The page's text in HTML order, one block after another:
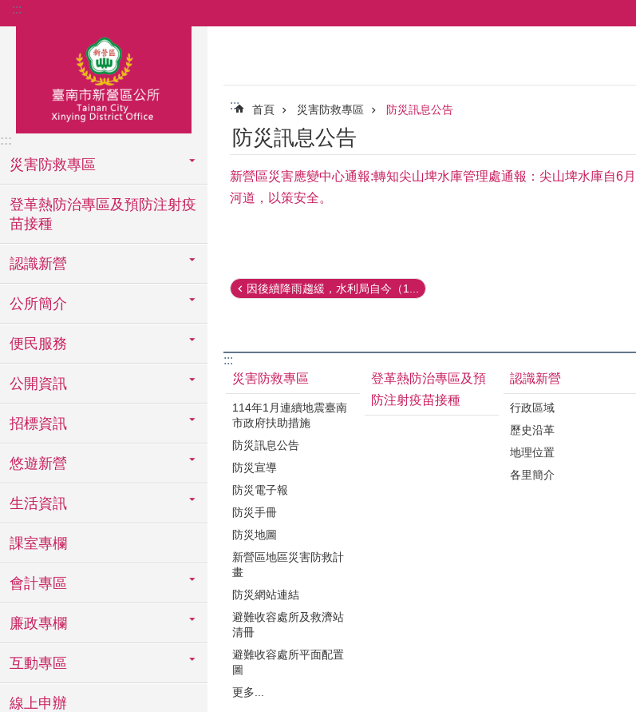
跳到主要內容區塊
:::
:::
災害防救專區
登革熱防治專區及預防注射疫
苗接種
認識新營
公所簡介
便民服務
公開資訊
招標資訊
悠遊新營
生活資訊
課室專欄
會計專區
廉政專欄
互動專區
線上申辦
::: 首頁 災害防救專區 防災訊息公告
防災訊息公告
新營區災害應變中心通報:轉知尖山埤水庫管理處通報：尖山埤水庫自6
河道，以策安全。
因後續降雨趨緩，水利局自今（1...
:::
災害防救專區
114年1月連續地震臺南
市政府扶助措施
防災訊息公告
防災宣導
防災電子報
防災手冊
防災地圖
新營區地區災害防救計
畫
防災網站連結
避難收容處所及救濟站
清冊
避難收容處所平面配置
圖
更多...
登革熱防治專區及預
防注射疫苗接種
認識新營
行政區域
歷史沿革
地理位置
各里簡介